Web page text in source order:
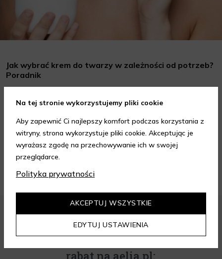
Jak wybrać krem do twarzy w zależności od potrzeb?
Poradnik
codziennej pielęgnacji skóry, który może znacząco wpłynąć na
oraz wiedzieć, jak dopasować je do potrzeb własnej skóry.
Poniżej znajdziesz kilka porad, które pomogą ci wybrać idealny
krem do twarzy.
Czytaj dalej
Zapisz się do newslettera i odbierz
rabat na aelia.pl:
Na tej stronie wykorzystujemy pliki cookie
Aby zapewnić Ci najlepszy komfort podczas korzystania z
witryny, strona wykorzystuje pliki cookie. Akceptując je
wyrażasz zgodę na przechowywanie ich w swojej
przeglądarce.
Polityka prywatności
EDYTUJ USTAWIENIA
AKCEPTUJ WSZYSTKIE